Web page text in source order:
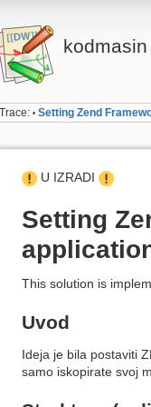
kodmasin
Trace: • Setting Zend
U IZRADI
Setting
This solution is
Uvod
Ideja je bila postaviti
samo iskopirate svoj